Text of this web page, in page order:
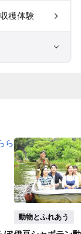
穫体験
ワーパー
動物とふれあう